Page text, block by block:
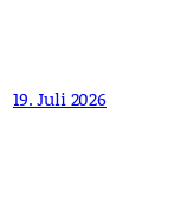
19. Juli 2026